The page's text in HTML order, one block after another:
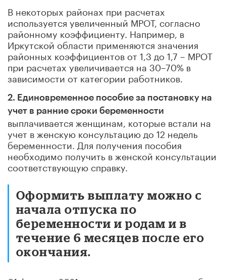
В некоторых районах при расчетах
используется увеличенный МРОТ, согласно
районному коэффициенту. Например, в
Иркутской области применяются значения
районных коэффициентов от 1,3 до 1,7 – МРОТ
при расчетах увеличивается на 30–70% в
зависимости от категории работников.
2. Единовременное пособие за постановку на
учет в ранние сроки беременности
выплачивается женщинам, которые встали на
учет в женскую консультацию до 12 недель
беременности. Для получения пособия
необходимо получить в женской консультации
соответствующую справку.
Оформить выплату можно с
начала отпуска по
беременности и родам и в
течение 6 месяцев после его
окончания.